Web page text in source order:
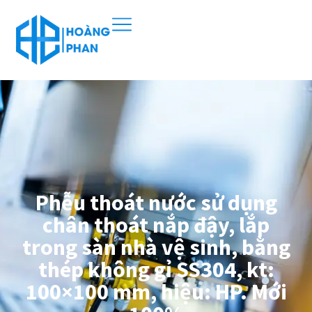
Phễu thoát nước sử dụng
chân thoát nắp đậy, lắp
trong sàn nhà vệ sinh, bằng
thép không gỉ SS304, kt:
100×100 mm, hiệu: HP. Mới